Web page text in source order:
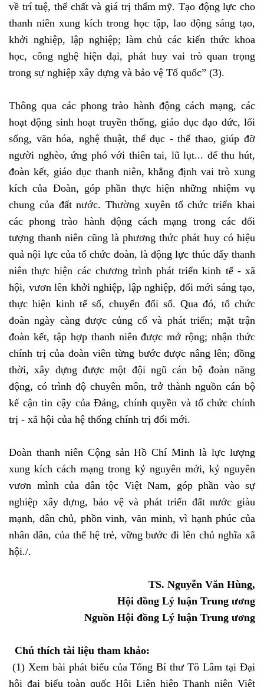
về trí tuệ, thể chất và giá trị thẩm mỹ. Tạo động lực cho
thanh niên xung kích trong học tập, lao động sáng tạo,
khởi nghiệp, lập nghiệp; làm chủ các kiến thức khoa
học, công nghệ hiện đại, phát huy vai trò quan trọng
trong sự nghiệp xây dựng và bảo vệ Tổ quốc” (3).
Thông qua các phong trào hành động cách mạng, các
hoạt động sinh hoạt truyền thống, giáo dục đạo đức, lối
sống, văn hóa, nghệ thuật, thể dục - thể thao, giúp đỡ
người nghèo, ứng phó với thiên tai, lũ lụt... để thu hút,
đoàn kết, giáo dục thanh niên, khẳng định vai trò xung
kích của Ðoàn, góp phần thực hiện những nhiệm vụ
chung của đất nước. Thường xuyên tổ chức triển khai
các phong trào hành động cách mạng trong các đối
tượng thanh niên cũng là phương thức phát huy có hiệu
quả nội lực của tổ chức đoàn, là động lực thúc đẩy thanh
niên thực hiện các chương trình phát triển kinh tế - xã
hội, vươn lên khởi nghiệp, lập nghiệp, đổi mới sáng tạo,
thực hiện kinh tế số, chuyển đổi số. Qua đó, tổ chức
đoàn ngày càng được củng cố và phát triển; mặt trận
đoàn kết, tập hợp thanh niên được mở rộng; nhận thức
chính trị của đoàn viên từng bước được nâng lên; đồng
thời, xây dựng được một đội ngũ cán bộ đoàn năng
động, có trình độ chuyên môn, trở thành nguồn cán bộ
kế cận tin cậy của Ðảng, chính quyền và tổ chức chính
trị - xã hội của hệ thống chính trị đổi mới.
Đoàn thanh niên Cộng sản Hồ Chí Minh là lực lượng
xung kích cách mạng trong kỷ nguyên mới, kỷ nguyên
vươn mình của dân tộc Việt Nam, góp phần vào sự
nghiệp xây dựng, bảo vệ và phát triển đất nước giàu
mạnh, dân chủ, phồn vinh, văn minh, vì hạnh phúc của
nhân dân, của thế hệ trẻ, vững bước đi lên chủ nghĩa xã
hội./.
TS. Nguyễn Văn Hùng,
Hội đồng Lý luận Trung ương
Nguồn Hội đồng Lý luận Trung ương
Chú thích tài liệu tham khảo:
(1) Xem bài phát biểu của Tổng Bí thư Tô Lâm tại Đại
hội đại biểu toàn quốc Hội Liên hiệp Thanh niên Việt